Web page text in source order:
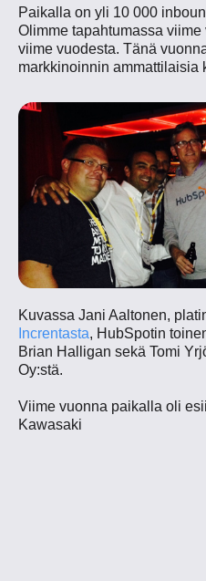
Paikalla on yli 10 000
Olimme tapahtumassa
viime vuodesta. Tänä
markkinoinnin ammattilaisia
Kuvassa Jani Aaltonen,
Increntasta, HubSpotin
Brian Halligan sekä Tomi
Oy:stä.
Viime vuonna paikalla oli
Kawasaki